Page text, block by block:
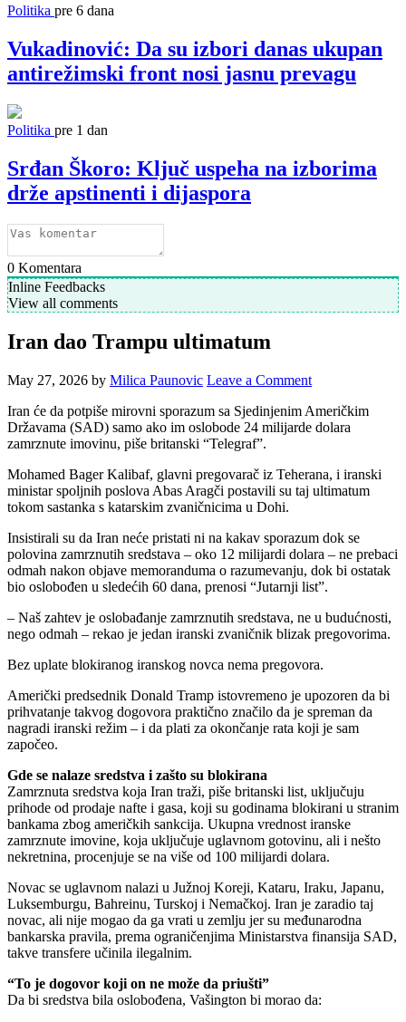
Politika pre 6 dana
Vukadinović: Da su izbori danas ukupan
antirežimski front nosi jasnu prevagu
Politika pre 1 dan
Srđan Škoro: Ključ uspeha na izborima
drže apstinenti i dijaspora
0 Komentara
Inline Feedbacks
View all comments
Iran dao Trampu ultimatum
May 27, 2026 by Milica Paunovic Leave a Comment
Iran će da potpiše mirovni sporazum sa Sjedinjenim Američkim
Državama (SAD) samo ako im oslobode 24 milijarde dolara
zamrznute imovinu, piše britanski “Telegraf”.
Mohamed Bager Kalibaf, glavni pregovarač iz Teherana, i iranski
ministar spoljnih poslova Abas Aragči postavili su taj ultimatum
tokom sastanka s katarskim zvaničnicima u Dohi.
Insistirali su da Iran neće pristati ni na kakav sporazum dok se
polovina zamrznutih sredstava – oko 12 milijardi dolara – ne prebaci
odmah nakon objave memoranduma o razumevanju, dok bi ostatak
bio oslobođen u sledećih 60 dana, prenosi “Jutarnji list”.
– Naš zahtev je oslobađanje zamrznutih sredstava, ne u budućnosti,
nego odmah – rekao je jedan iranski zvaničnik blizak pregovorima.
Bez uplate blokiranog iranskog novca nema pregovora.
Američki predsednik Donald Tramp istovremeno je upozoren da bi
prihvatanje takvog dogovora praktično značilo da je spreman da
nagradi iranski režim – i da plati za okončanje rata koji je sam
započeo.
Gde se nalaze sredstva i zašto su blokirana
Zamrznuta sredstva koja Iran traži, piše britanski list, uključuju
prihode od prodaje nafte i gasa, koji su godinama blokirani u stranim
bankama zbog američkih sankcija. Ukupna vrednost iranske
zamrznute imovine, koja uključuje uglavnom gotovinu, ali i nešto
nekretnina, procenjuje se na više od 100 milijardi dolara.
Novac se uglavnom nalazi u Južnoj Koreji, Kataru, Iraku, Japanu,
Luksemburgu, Bahreinu, Turskoj i Nemačkoj. Iran je zaradio taj
novac, ali nije mogao da ga vrati u zemlju jer su međunarodna
bankarska pravila, prema ograničenjima Ministarstva finansija SAD,
takve transfere učinila ilegalnim.
“To je dogovor koji on ne može da priušti”
Da bi sredstva bila oslobođena, Vašington bi morao da: